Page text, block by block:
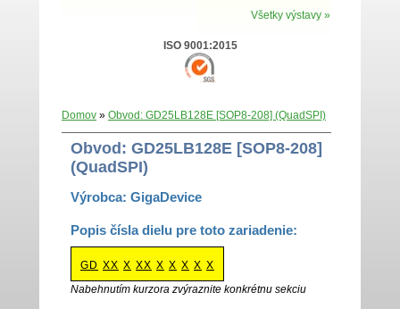
Všetky výstavy »
ISO 9001:2015
Domov » Obvod: GD25LB128E [SOP8-208] (QuadSPI)
Obvod: GD25LB128E [SOP8-208]
(QuadSPI)
Výrobca: GigaDevice
Popis čísla dielu pre toto zariadenie:
GD XX X XX X X X X X
Nabehnutím kurzora zvýraznite konkrétnu sekciu